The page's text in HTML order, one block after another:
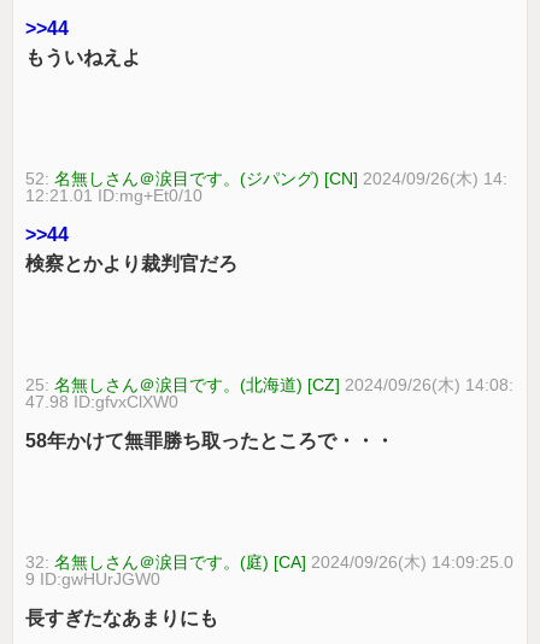
>>44
もういねえよ
52:名無しさん＠涙目です。(ジパング) [CN] 2024/09/26(木) 14:
12:21.01 ID:mg+Et0/10
>>44
検察とかより裁判官だろ
25:名無しさん＠涙目です。(北海道) [CZ] 2024/09/26(木) 14:08:
47.98 ID:gfvxClXW0
58年かけて無罪勝ち取ったところで・・・
32:名無しさん＠涙目です。(庭) [CA] 2024/09/26(木) 14:09:25.0
9 ID:gwHUrJGW0
長すぎたなあまりにも